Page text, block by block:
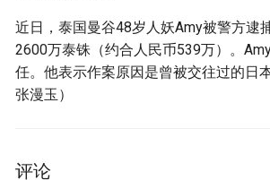
近日，泰国曼谷48岁人妖Amy被警方逮
2600万泰铢（约合人民币539万）。
任。他表示作案原因是曾被交往过的日
张漫玉）
评论